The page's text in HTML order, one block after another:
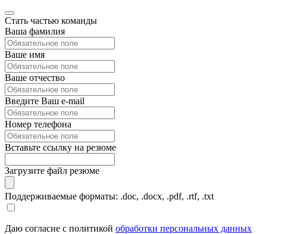
Стать частью команды
Ваша фамилия
Ваше имя
Ваше отчество
Введите Ваш e-mail
Номер телефона
Вставьте ссылку на резюме
Загрузите файл резюме
Поддерживаемые форматы: .doc, .docx, .pdf, .rtf, .txt
Даю согласие с политикой обработки персональных данных